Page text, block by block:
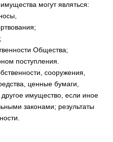
могут являться:
Общества;
поступления.
сооружения,
ценные бумаги,
имущество, если иное
законами; результаты